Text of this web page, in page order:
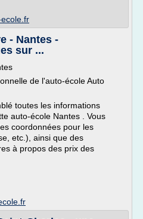
- Nantes -
sur ...
de l'auto-école Auto
toutes les informations
auto-école Nantes . Vous
coordonnées pour les
etc.), ainsi que des
à propos des prix des